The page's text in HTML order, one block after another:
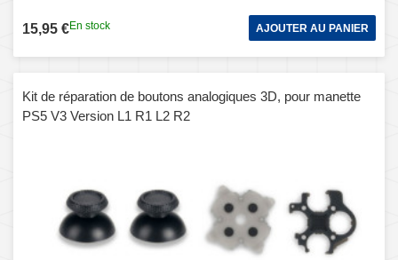
15,95 €En stock AJOUTER AU PANIER
Kit de réparation de boutons analogiques 3D, pour manette
PS5 V3 Version L1 R1 L2 R2